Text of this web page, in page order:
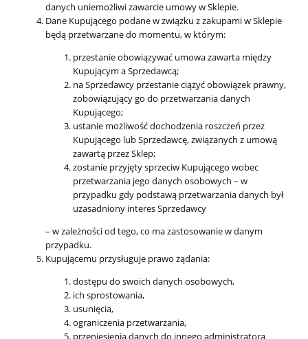
danych uniemożliwi zawarcie umowy w Sklepie.
Dane Kupującego podane w związku z zakupami w Sklepie
będą przetwarzane do momentu, w którym:
przestanie obowiązywać umowa zawarta między
Kupującym a Sprzedawcą;
na Sprzedawcy przestanie ciążyć obowiązek prawny,
zobowiązujący go do przetwarzania danych
Kupującego;
ustanie możliwość dochodzenia roszczeń przez
Kupującego lub Sprzedawcę, związanych z umową
zawartą przez Sklep;
zostanie przyjęty sprzeciw Kupującego wobec
przetwarzania jego danych osobowych – w
przypadku gdy podstawą przetwarzania danych był
uzasadniony interes Sprzedawcy
– w zależności od tego, co ma zastosowanie w danym
przypadku.
Kupującemu przysługuje prawo żądania:
dostępu do swoich danych osobowych,
ich sprostowania,
usunięcia,
ograniczenia przetwarzania,
przeniesienia danych do innego administratora